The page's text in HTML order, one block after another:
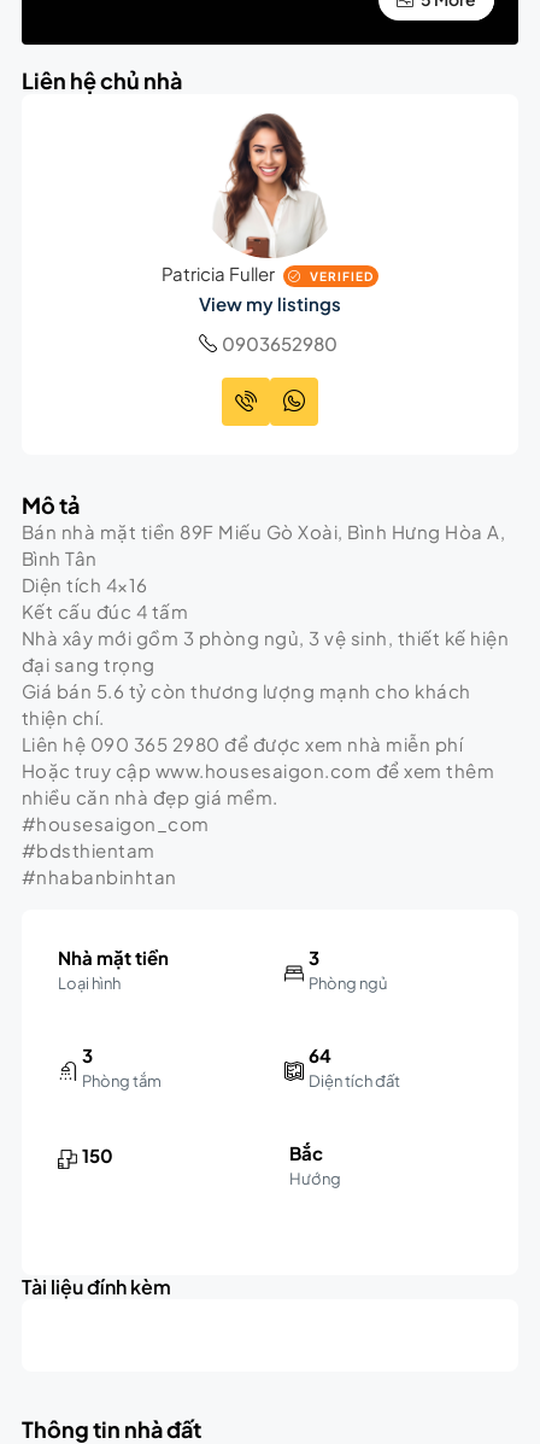
Liên hệ chủ nhà
Patricia Fuller VERIFIED
View my listings
0903652980
Mô tả
Bán nhà mặt tiền 89F Miếu Gò Xoài, Bình Hưng Hòa A,
Bình Tân
Diện tích 4×16
Kết cấu đúc 4 tấm
Nhà xây mới gồm 3 phòng ngủ, 3 vệ sinh, thiết kế hiện
đại sang trọng
Giá bán 5.6 tỷ còn thương lượng mạnh cho khách
thiện chí.
Liên hệ 090 365 2980 để được xem nhà miễn phí
Hoặc truy cập www.housesaigon.com để xem thêm
nhiều căn nhà đẹp giá mềm.
#housesaigon_com
#bdsthientam
#nhabanbinhtan
Nhà mặt tiền
Loại hình
3
Phòng ngủ
3
Phòng tắm
64
Diện tích đất
150 Bắc
Hướng
Tài liệu đính kèm
Thông tin nhà đất